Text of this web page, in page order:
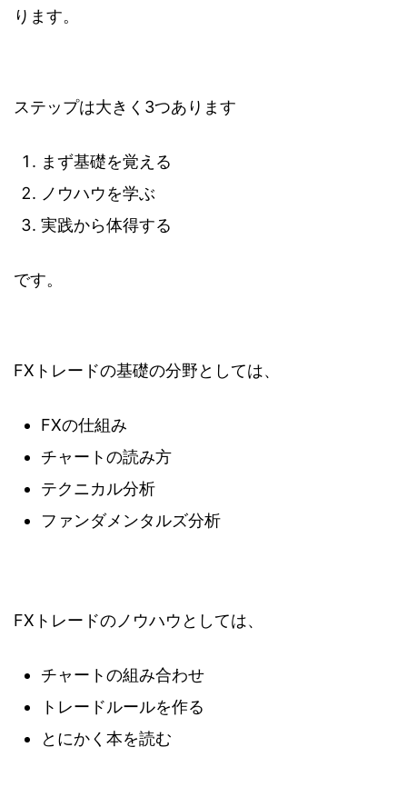
ります。
ステップは大きく3つあります
まず基礎を覚える
ノウハウを学ぶ
実践から体得する
です。
FXトレードの基礎の分野としては、
FXの仕組み
チャートの読み方
テクニカル分析
ファンダメンタルズ分析
FXトレードのノウハウとしては、
チャートの組み合わせ
トレードルールを作る
とにかく本を読む